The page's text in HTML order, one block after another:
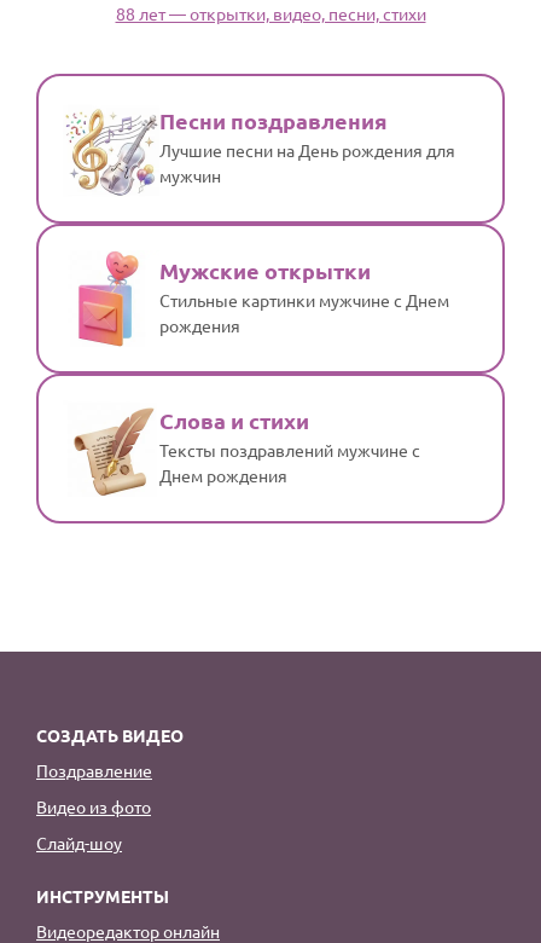
88 лет — открытки, видео, песни, стихи
Песни поздравления
Лучшие песни на День рождения для
мужчин
Мужские открытки
Стильные картинки мужчине с Днем
рождения
Слова и стихи
Тексты поздравлений мужчине с
Днем рождения
СОЗДАТЬ ВИДЕО
Поздравление
Видео из фото
Слайд-шоу
ИНСТРУМЕНТЫ
Видеоредактор онлайн